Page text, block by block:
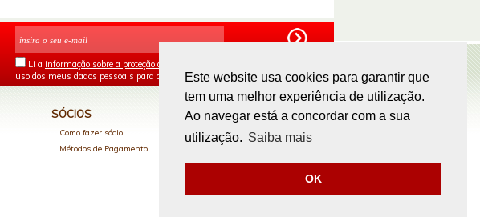
Este website usa cookies para garantir que
tem uma melhor experiência de utilização.
Ao navegar está a concordar com a sua
utilização. Saiba mais
OK
Li a informação sobre a proteção de dados
uso dos meus dados pessoais para os fins mencionados.
SÓCIOS
Como fazer sócio
Métodos de Pagamento
PAGAMENTOS ONLINE